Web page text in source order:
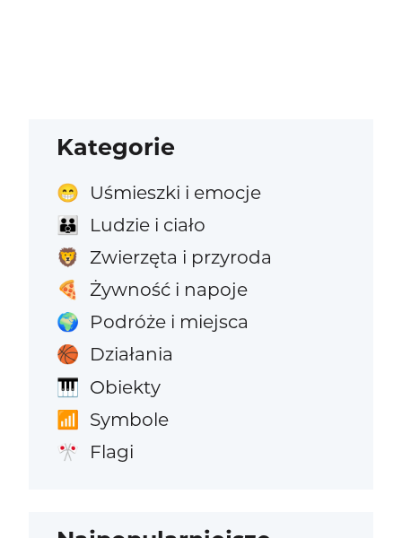
Kategorie
😁 Uśmieszki i emocje
👪 Ludzie i ciało
🦁 Zwierzęta i przyroda
🍕 Żywność i napoje
🌍 Podróże i miejsca
🏀 Działania
🎹 Obiekty
📶 Symbole
🎌 Flagi